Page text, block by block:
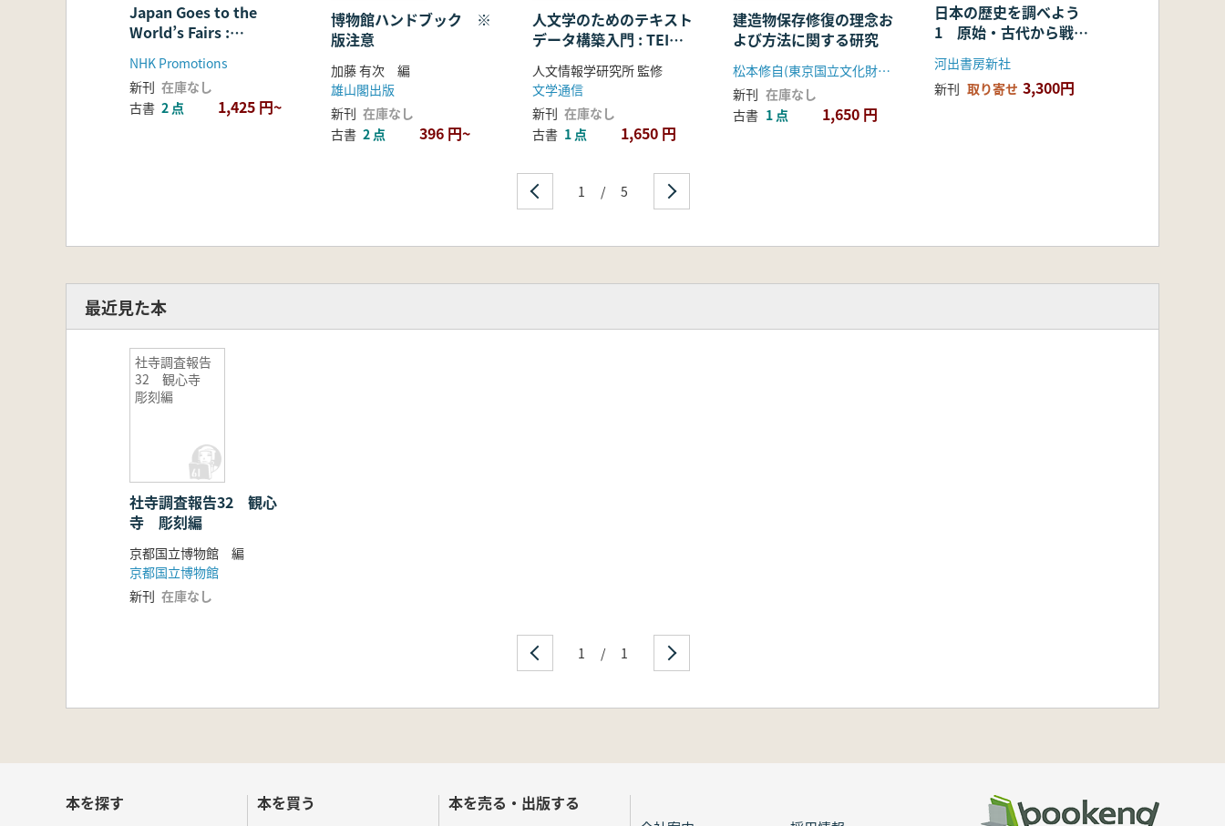
Japan Goes to the
World’s Fairs :
great expositions in
Europe and the United
States 1867-1904
NHK Promotions
新刊 在庫なし
古書 2 点 1,425 円~
博物館ハンドブック ※
版注意
加藤 有次 編
雄山閣出版
新刊 在庫なし
古書 2 点 396 円~
人文学のためのテキスト
データ構築入門 : TEIガ
イドラインに準拠した取
り組みにむけて
人文情報学研究所 監修
文学通信
新刊 在庫なし
古書 1 点 1,650 円
建造物保存修復の理念お
よび方法に関する研究
松本修自(東京国立文化財研究所)
新刊 在庫なし
古書 1 点 1,650 円
日本の歴史を調べよう
1 原始・古代から戦国
時代まで
河出書房新社
新刊 取り寄せ 3,300円
1 / 5
最近見た本
社寺調査報告
32 観心寺
彫刻編
社寺調査報告32 観心
寺 彫刻編
京都国立博物館 編
京都国立博物館
新刊 在庫なし
1 / 1
本を探す 本を買う 本を売る・出版する